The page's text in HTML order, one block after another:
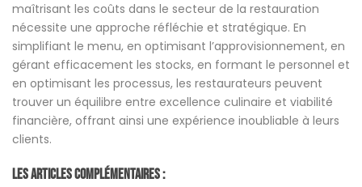
maîtrisant les coûts dans le secteur de la restauration
nécessite une approche réfléchie et stratégique. En
simplifiant le menu, en optimisant l’approvisionnement, en
gérant efficacement les stocks, en formant le personnel et
en optimisant les processus, les restaurateurs peuvent
trouver un équilibre entre excellence culinaire et viabilité
financière, offrant ainsi une expérience inoubliable à leurs
clients.
Les Articles Complémentaires :